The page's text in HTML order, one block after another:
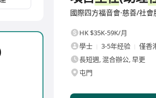
國際四方福音會·慈善/社
HK $35K-59K/月
學士
3-5年经验
僅香
長短週, 混合辦公, 早更
屯門